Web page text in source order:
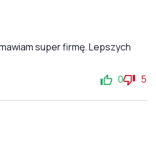
super firmę. Lepszych
0 5